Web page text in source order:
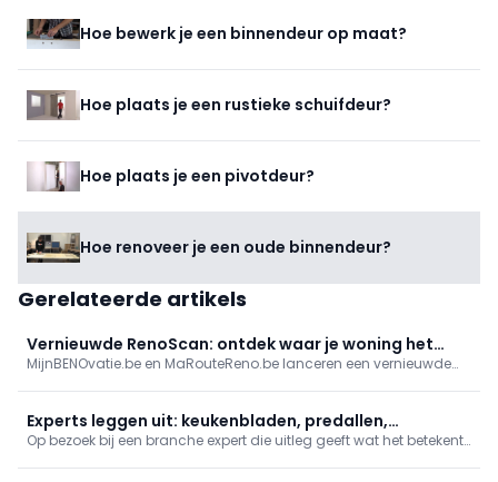
Hoe bewerk je een binnendeur op maat?
Hoe plaats je een rustieke schuifdeur?
Hoe plaats je een pivotdeur?
Hoe renoveer je een oude binnendeur?
Gerelateerde artikels
Vernieuwde RenoScan: ontdek waar je woning het
meest energie bespaart
MijnBENOvatie.be en MaRouteReno.be lanceren een vernieuwde
prioritaire renovaties en bijhorende premies/financiering, met een
persoonlijk rapport en stap-voor-stapadvies.
Experts leggen uit: keukenbladen, predallen,
brandwerende deuren en zonwering
Op bezoek bij een branche expert die uitleg geeft wat het betekent